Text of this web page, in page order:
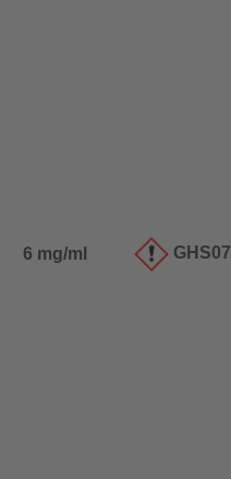
6 mg/ml GHS07